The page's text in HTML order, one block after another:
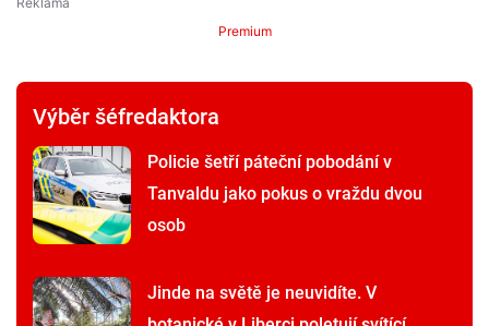
Premium
Výběr šéfredaktora
Policie šetří páteční pobodání v
Tanvaldu jako pokus o vraždu dvou
osob
Jinde na světě je neuvidíte. V